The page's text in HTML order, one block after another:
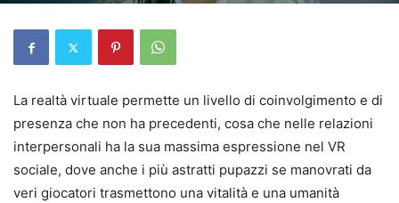
La realtà virtuale permette un livello di coinvolgimento e di
presenza che non ha precedenti, cosa che nelle relazioni
interpersonali ha la sua massima espressione nel VR
sociale, dove anche i più astratti pupazzi se manovrati da
veri giocatori trasmettono una vitalità e una umanità